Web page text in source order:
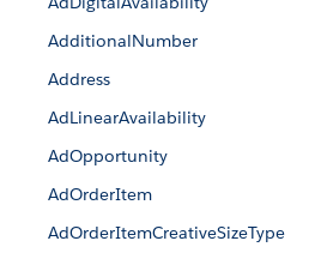
AdditionalNumber
Address
AdLinearAvailability
AdOpportunity
AdOrderItem
AdOrderItemCreativeSizeType